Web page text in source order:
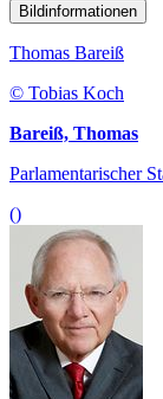
Bildinformationen
Thomas Bareiß
© Tobias Koch
Bareiß, Thomas
Parlamentarischer
()